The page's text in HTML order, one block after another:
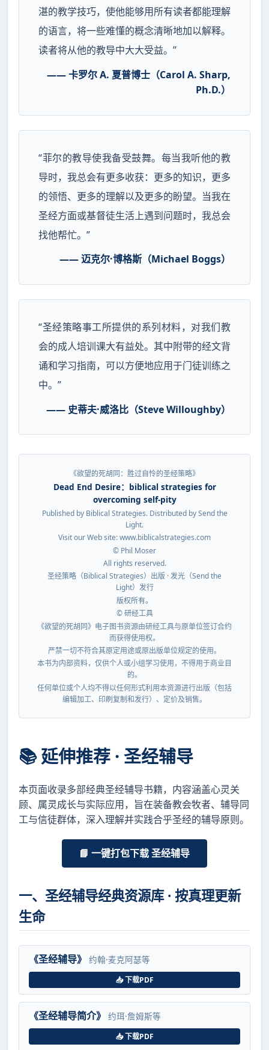
湛的教学技巧，使他能够用所有读者都能理解
的语言，将一些难懂的概念清晰地加以解释。
读者将从他的教导中大大受益。”
—— 卡罗尔 A. 夏普博士（Carol A. Sharp,
Ph.D.）
“菲尔的教导使我备受鼓舞。每当我听他的教
导时，我总会有更多收获：更多的知识，更多
的领悟、更多的理解以及更多的盼望。当我在
圣经方面或基督徒生活上遇到问题时，我总会
找他帮忙。”
—— 迈克尔·博格斯（Michael Boggs）
“圣经策略事工所提供的系列材料，对我们教
会的成人培训课大有益处。其中附带的经文背
诵和学习指南，可以方便地应用于门徒训练之
中。”
—— 史蒂夫·威洛比（Steve Willoughby）
《欲望的死胡同：胜过自怜的圣经策略》
Dead End Desire：biblical strategies for
overcoming self-pity
Published by Biblical Strategies. Distributed by Send the
Light.
Visit our Web site: www.biblicalstrategies.com
© Phil Moser
All rights reserved.
圣经策略（Biblical Strategies）出版 · 发光（Send the
Light）发行
版权所有。
© 研经工具
《欲望的死胡同》电子图书资源由研经工具与原单位签订合约
而获得使用权。
严禁一切不符合其原定用途或原出版单位规定的使用。
本书为内部资料，仅供个人或小组学习使用，不得用于商业目
的。
任何单位或个人均不得以任何形式利用本资源进行出版（包括
编辑加工、印刷复制和发行）、定价及销售。
📚 延伸推荐 · 圣经辅导
本页面收录多部经典圣经辅导书籍，内容涵盖心灵关
顾、属灵成长与实际应用，旨在装备教会牧者、辅导同
工与信徒群体，深入理解并实践合乎圣经的辅导原则。
📘 一键打包下载 圣经辅导
一、圣经辅导经典资源库 · 按真理更新
生命
《圣经辅导》 约翰·麦克阿瑟等
📥 下载PDF
《圣经辅导简介》 约珥·詹姆斯等
📥 下载PDF